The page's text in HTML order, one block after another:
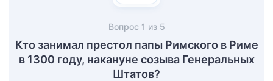
Вопрос 1 из 5
Кто занимал престол папы Римского в Риме
в 1300 году, накануне созыва Генеральных
Штатов?